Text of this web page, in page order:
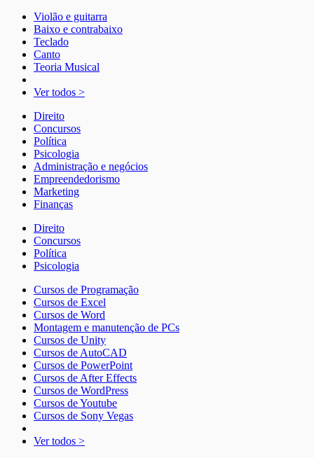
Violão e guitarra
Baixo e contrabaixo
Teclado
Canto
Teoria Musical
Ver todos >
Direito
Concursos
Política
Psicologia
Administração e negócios
Empreendedorismo
Marketing
Finanças
Direito
Concursos
Política
Psicologia
Cursos de Programação
Cursos de Excel
Cursos de Word
Montagem e manutenção de PCs
Cursos de Unity
Cursos de AutoCAD
Cursos de PowerPoint
Cursos de After Effects
Cursos de WordPress
Cursos de Youtube
Cursos de Sony Vegas
Ver todos >